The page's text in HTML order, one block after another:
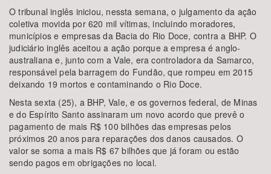
O tribunal inglês iniciou, nessta semana, o julgamento da ação
coletiva movida por 620 mil vítimas, incluindo moradores,
municípios e empresas da Bacia do Rio Doce, contra a BHP. O
judiciário inglês aceitou a ação porque a empresa é anglo-
australiana e, junto com a Vale, era controladora da Samarco,
responsável pela barragem do Fundão, que rompeu em 2015
deixando 19 mortos e contaminando o Rio Doce.
Nesta sexta (25), a BHP, Vale, e os governos federal, de Minas
e do Espírito Santo assinaram um novo acordo que prevê o
pagamento de mais R$ 100 bilhões das empresas pelos
próximos 20 anos para reparações dos danos causados. O
valor se soma a mais R$ 67 bilhões que já foram ou estão
sendo pagos em obrigações no local.